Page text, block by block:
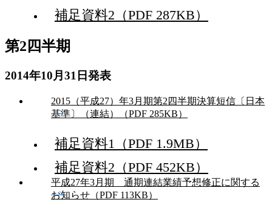
補足資料2（PDF 287KB）
第2四半期
2014年10月31日発表
2015（平成27）年3月期第2四半期決算短信〔日本
基準〕（連結）（PDF 285KB）
補足資料1（PDF 1.9MB）
補足資料2（PDF 452KB）
平成27年3月期 通期連結業績予想修正に関する
お知らせ（PDF 113KB）